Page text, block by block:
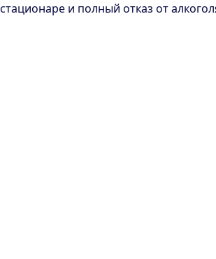
стационаре и полный отказ от